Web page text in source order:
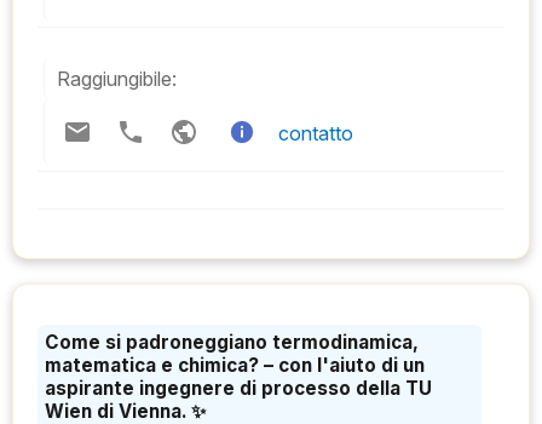
Raggiungibile:
contatto
Come si padroneggiano termodinamica,
matematica e chimica? – con l'aiuto di un
aspirante ingegnere di processo della TU
Wien di Vienna. ✨